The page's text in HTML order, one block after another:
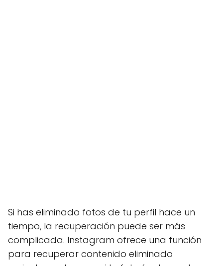
Si has eliminado fotos de tu perfil hace un
tiempo, la recuperación puede ser más
complicada. Instagram ofrece una función
para recuperar contenido eliminado